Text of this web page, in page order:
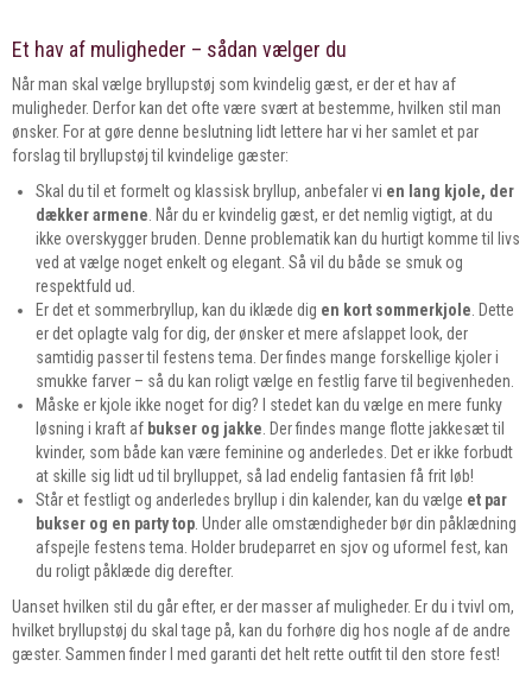
Et hav af muligheder – sådan vælger du
Når man skal vælge bryllupstøj som kvindelig gæst, er der et hav af
muligheder. Derfor kan det ofte være svært at bestemme, hvilken stil man
ønsker. For at gøre denne beslutning lidt lettere har vi her samlet et par
forslag til bryllupstøj til kvindelige gæster:
Skal du til et formelt og klassisk bryllup, anbefaler vi en lang kjole, der
dækker armene . Når du er kvindelig gæst, er det nemlig vigtigt, at du
ikke overskygger bruden. Denne problematik kan du hurtigt komme til livs
ved at vælge noget enkelt og elegant. Så vil du både se smuk og
respektfuld ud.
Er det et sommerbryllup, kan du iklæde dig en kort sommerkjole . Dette
er det oplagte valg for dig, der ønsker et mere afslappet look, der
samtidig passer til festens tema. Der findes mange forskellige kjoler i
smukke farver – så du kan roligt vælge en festlig farve til begivenheden.
Måske er kjole ikke noget for dig? I stedet kan du vælge en mere funky
løsning i kraft af bukser og jakke . Der findes mange flotte jakkesæt til
kvinder, som både kan være feminine og anderledes. Det er ikke forbudt
at skille sig lidt ud til brylluppet, så lad endelig fantasien få frit løb!
Står et festligt og anderledes bryllup i din kalender, kan du vælge et par
bukser og en party top . Under alle omstændigheder bør din påklædning
afspejle festens tema. Holder brudeparret en sjov og uformel fest, kan
du roligt påklæde dig derefter.
Uanset hvilken stil du går efter, er der masser af muligheder. Er du i tvivl om,
hvilket bryllupstøj du skal tage på, kan du forhøre dig hos nogle af de andre
gæster. Sammen finder I med garanti det helt rette outfit til den store fest!